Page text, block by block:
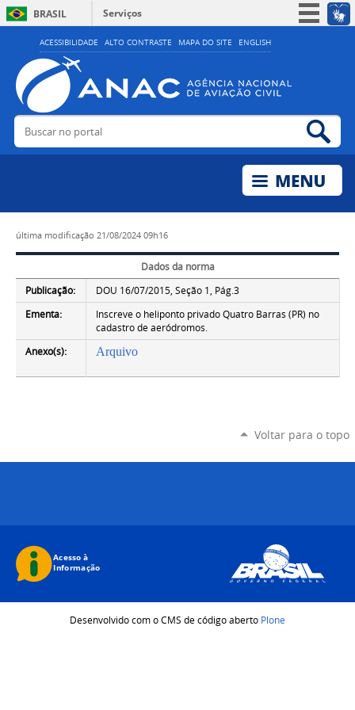
ACESSIBILIDADE ALTO CONTRASTE MAPA DO SITE ENGLISH
BRASIL
Serviços
Simplifique!
Acesso à informação
Legislação
Buscar no portal
última modificação 21/08/2024 09h16
Dados da norma
Publicação:
DOU 16/07/2015, Seção 1, Pág.3
Ementa:
Inscreve o heliponto privado Quatro Barras (PR) no
cadastro de aeródromos.
Anexo(s):
Arquivo
Voltar para o topo
Desenvolvido com o CMS de código aberto Plone